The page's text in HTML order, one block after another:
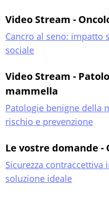
Video Stream -
Cancro al seno: impatto
sociale
Video Stream -
mammella
Patologie benigne della
rischio e prevenzione
Le vostre domande -
Sicurezza contraccettiva
soluzione ideale